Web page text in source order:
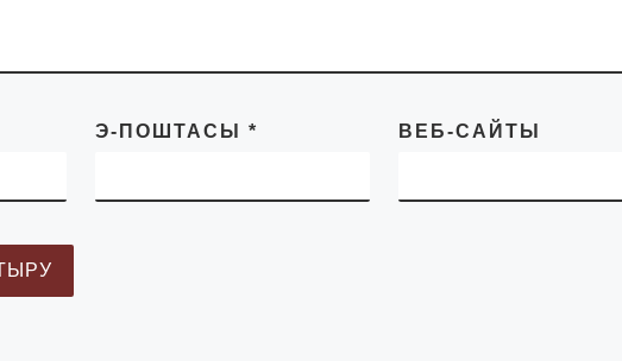
Э-ПОШТАСЫ * ВЕБ-САЙТЫ